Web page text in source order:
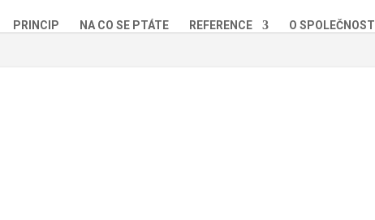
PRINCIP NA CO SE PTÁTE REFERENCE O SPOLEČNOSTI